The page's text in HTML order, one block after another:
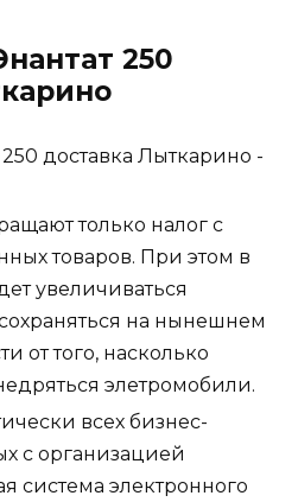
250
250 доставка Лыткарино -
только налог с
товаров. При этом в
увеличиваться
на нынешнем
от того, насколько
элетромобили.
всех бизнес-
с организацией
система электронного